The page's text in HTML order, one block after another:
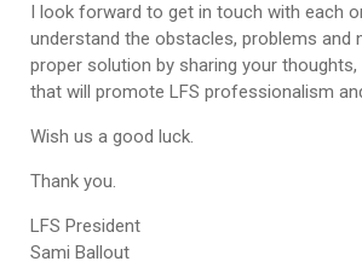
I look forward to get in touch with each
understand the obstacles, problems and
proper solution by sharing your thoughts,
that will promote LFS professionalism
Wish us a good luck.
Thank you.
LFS President
Sami Ballout